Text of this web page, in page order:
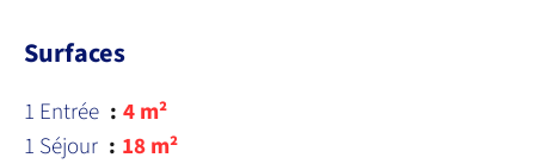
Surfaces
1 Entrée
4 m²
1 Séjour
18 m²